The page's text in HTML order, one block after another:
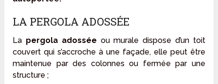
LA PERGOLA ADOSSÉE
La pergola adossée ou murale dispose d’un toit
couvert qui s’accroche à une façade, elle peut être
maintenue par des colonnes ou fermée par une
structure ;